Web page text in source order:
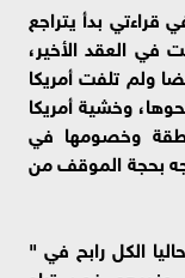
قراءتي بدأ يتراجع
في العقد الأخير،
ولم تلفت أمريكا
وخشية أمريكا
وخصومها في
بحجة الموقف من
الكل رابح في "